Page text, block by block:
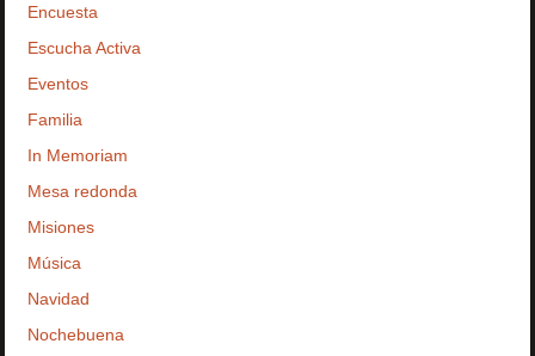
Encuesta
Escucha Activa
Eventos
Familia
In Memoriam
Mesa redonda
Misiones
Música
Navidad
Nochebuena